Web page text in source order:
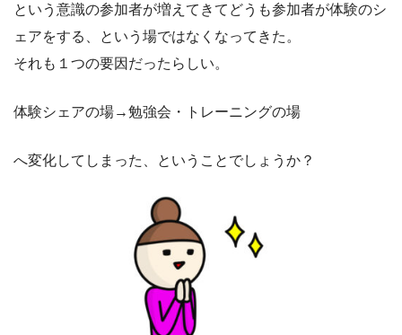
という意識の参加者が増えてきてどうも参加者が体験のシ
ェアをする、という場ではなくなってきた。
それも１つの要因だったらしい。
体験シェアの場→勉強会・トレーニングの場
へ変化してしまった、ということでしょうか？